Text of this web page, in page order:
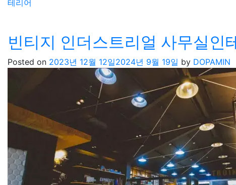
테리어
빈티지 인더스트리얼 사무실인
Posted on 2023년 12월 12일2024년 9월 19일 by DOPAMIN